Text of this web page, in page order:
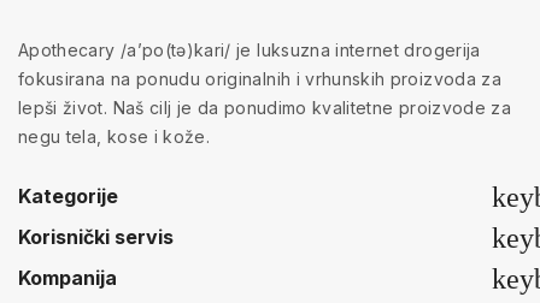
Apothecary /a’po(tə)kari/ je luksuzna internet drogerija
fokusirana na ponudu originalnih i vrhunskih proizvoda za
lepši život. Naš cilj je da ponudimo kvalitetne proizvode za
negu tela, kose i kože.
Kategorije
Korisnički servis
Kompanija